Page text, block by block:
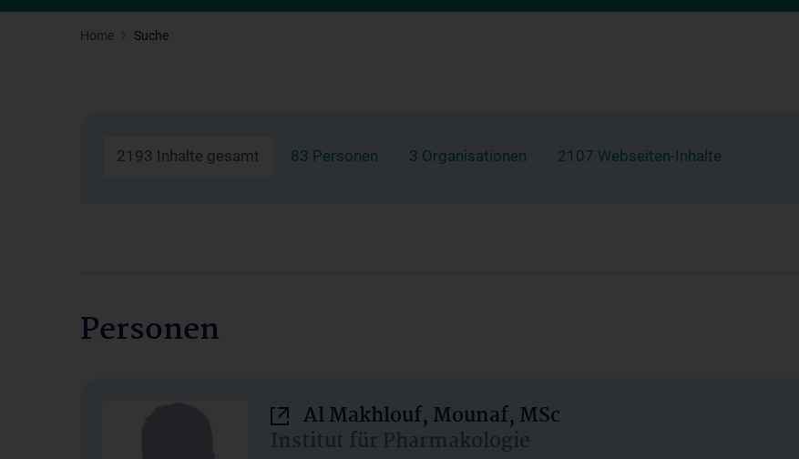
Home Suche
2193 Inhalte gesamt 83 Personen 3 Organisationen 2107 Webseiten-Inhalte
Personen
Al Makhlouf, Mounaf, MSc
Institut für Pharmakologie